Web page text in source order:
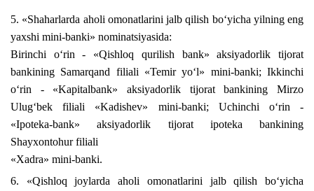
5. «Shaharlarda aholi omonatlarini jalb qilish bo‘yicha yilning eng
yaxshi mini-banki» nominatsiyasida:
Birinchi o‘rin - «Qishloq qurilish bank» aksiyadorlik tijorat
bankining Samarqand filiali «Temir yo‘l» mini-banki; Ikkinchi
o‘rin - «Kapitalbank» aksiyadorlik tijorat bankining Mirzo
Ulug‘bek filiali «Kadishev» mini-banki; Uchinchi o‘rin -
«Ipoteka-bank» aksiyadorlik tijorat ipoteka bankining
Shayxontohur filiali
«Xadra» mini-banki.
6. «Qishloq joylarda aholi omonatlarini jalb qilish bo‘yicha